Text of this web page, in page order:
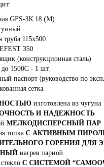
GFS-ЗК 18 (М)
труба 115х500
350
(конструкционная сталь)
до 1500С - 1 шт.
паспорт (руководство по
сетка
изготовлена из чугуна
И НАДЕЖНОСТЬ
МЕЛКОДИСПЕРСНЫЙ ПАР
топка С АКТИВНЫМ
ГОРЕНИЯ ДЛЯ
нагрев парной
С СИСТЕМОЙ